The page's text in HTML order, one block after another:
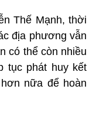
Thế Mạnh, thời
địa phương vẫn
có thể còn nhiều
tục phát huy kết
nữa để hoàn